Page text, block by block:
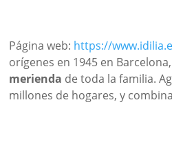
Página web: https://
orígenes en 1945 en
merienda de toda la familia.
millones de hogares, y